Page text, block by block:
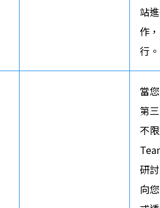
站
作
行。
當
第
不
研
向